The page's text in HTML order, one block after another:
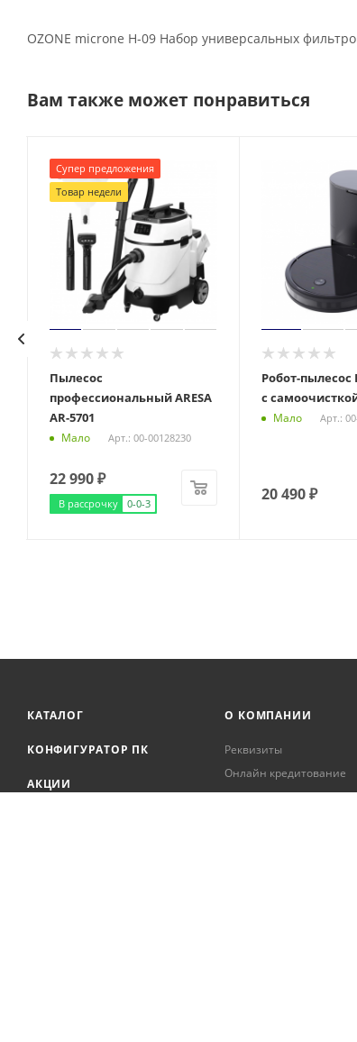
OZONE microne H-09 Набор универсальных
Вам также может понравиться
Супер предложения
Товар недели
Пылесос
профессиональный ARESA
AR-5701
Мало Арт.: 00-00128230
22 990₽
В рассрочку 0-0-3
Робот-пылесос
с
Мало Арт.:
20 490₽
КАТАЛОГ
КОНФИГУРАТОР ПК
АКЦИИ
О КОМПАНИИ
Реквизиты
Онлайн кредитование
Сервисный центр